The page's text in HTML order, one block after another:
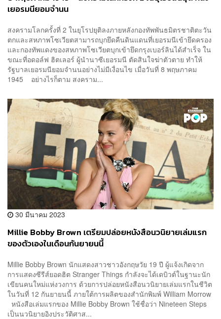
เยอรมนียอมจำนน
สงครามโลกครั้งที่ 2 ในยุโรปยุติลงภายหลังกองทัพพันธมิตรชาติตะวัน
ตกและสหภาพโซเวียตสามารถบุกยึดคืนดินแดนที่เยอรมนีเข้ายึดครอง
และกองทัพแดงของสหภาพโซเวียตบุกเข้ายึดกรุงเบอร์ลินได้สำเร็จ ใน
ขณะที่อดอล์ฟ ฮิตเลอร์ ผู้นำนาซีเยอรมนี ตัดสินใจฆ่าตัวตาย ทำให้
รัฐบาลเยอรมนียอมจำนนอย่างไม่มีเงื่อนไข เมื่อวันที่ 8 พฤษภาคม
1945 อย่างไรก็ตาม สงคราม...
30 มีนาคม 2023
Millie Bobby Brown เตรียมปล่อยหนังสือนวนิยายเล่มแรก
ของตัวเองในเดือนกันยายนนี้
Millie Bobby Brown นักแสดงสาวชาวอังกฤษวัย 19 ปี ผู้แจ้งเกิดจาก
การแสดงซีรีส์ยอดฮิต Stranger Things กำลังจะได้เดบิวต์ในฐานะนัก
เขียนคนใหม่แห่งวงการ ด้วยการปล่อยหนังสือนวนิยายเล่มแรกในชีวิต
ในวันที่ 12 กันยายนนี้ ภายใต้การผลิตของสำนักพิมพ์ William Morrow
หนังสือเล่มแรกของ Millie Bobby Brown ใช้ชื่อว่า Nineteen Steps
เป็นนวนิยายอิงประวัติศาส...